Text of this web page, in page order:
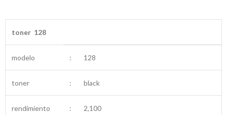
toner 128
modelo : 128
toner : black
rendimiento : 2,100